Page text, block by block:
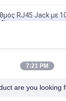
RJ45 Jack με
λιμένας rma-
RJ45 Jack, 10/
7:21 PM
are you looking